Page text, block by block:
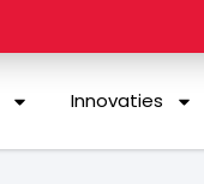
Innovaties